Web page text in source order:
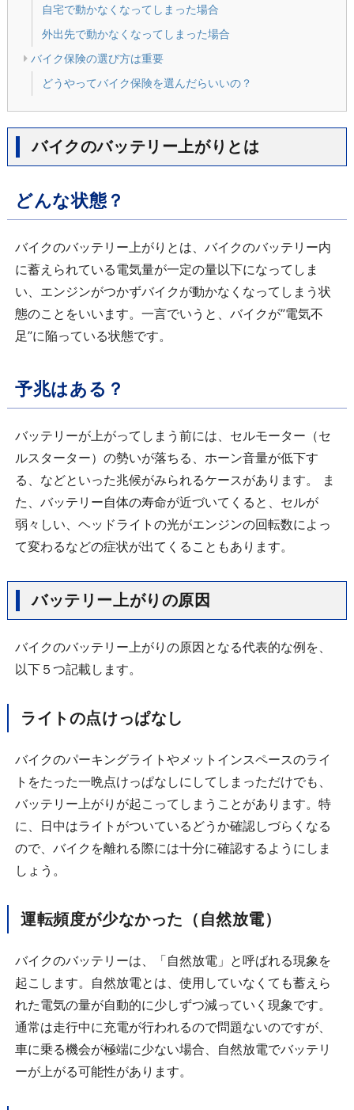
自宅で動かなくなってしまった場合
外出先で動かなくなってしまった場合
バイク保険の選び方は重要
どうやってバイク保険を選んだらいいの？
バイクのバッテリー上がりとは
どんな状態？
バイクのバッテリー上がりとは、バイクのバッテリー内
に蓄えられている電気量が一定の量以下になってしま
い、エンジンがつかずバイクが動かなくなってしまう状
態のことをいいます。一言でいうと、バイクが”電気不
足”に陥っている状態です。
予兆はある？
バッテリーが上がってしまう前には、セルモーター（セ
ルスターター）の勢いが落ちる、ホーン音量が低下す
る、などといった兆候がみられるケースがあります。 ま
た、バッテリー自体の寿命が近づいてくると、セルが
弱々しい、ヘッドライトの光がエンジンの回転数によっ
て変わるなどの症状が出てくることもあります。
バッテリー上がりの原因
バイクのバッテリー上がりの原因となる代表的な例を、
以下５つ記載します。
ライトの点けっぱなし
バイクのパーキングライトやメットインスペースのライ
トをたった一晩点けっぱなしにしてしまっただけでも、
バッテリー上がりが起こってしまうことがあります。特
に、日中はライトがついているどうか確認しづらくなる
ので、バイクを離れる際には十分に確認するようにしま
しょう。
運転頻度が少なかった（自然放電）
バイクのバッテリーは、「自然放電」と呼ばれる現象を
起こします。自然放電とは、使用していなくても蓄えら
れた電気の量が自動的に少しずつ減っていく現象です。
通常は走行中に充電が行われるので問題ないのですが、
車に乗る機会が極端に少ない場合、自然放電でバッテリ
ーが上がる可能性があります。